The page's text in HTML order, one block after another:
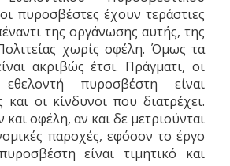
πυροσβέστες έχουν τεράστιες
της οργάνωσης αυτής, της
χωρίς οφέλη. Όμως τα
ακριβώς έτσι. Πράγματι, οι
πυροσβέστη είναι
και οι κίνδυνοι που διατρέχει.
οφέλη, αν και δε μετριούνται
παροχές, εφόσον το έργο
είναι τιμητικό και